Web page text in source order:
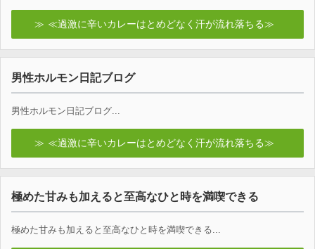
≪過激に辛いカレーはとめどなく汗が流れ落ちる≫
男性ホルモン日記ブログ
男性ホルモン日記ブログ...
≪過激に辛いカレーはとめどなく汗が流れ落ちる≫
極めた甘みも加えると至高なひと時を満喫できる
極めた甘みも加えると至高なひと時を満喫できる...